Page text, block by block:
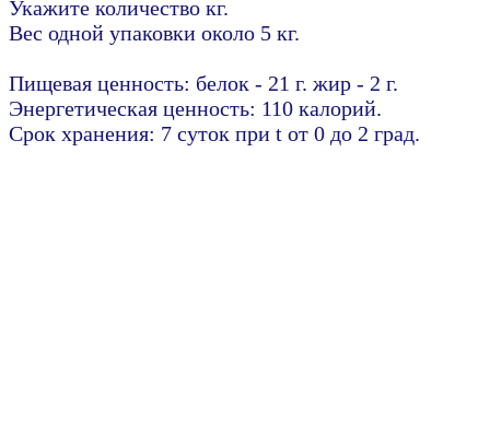
Укажите количество кг.
Вес одной упаковки около 5 кг.
Пищевая ценность: белок - 21 г. жир - 2 г.
Энергетическая ценность: 110 калорий.
Срок хранения: 7 суток при t от 0 до 2 град.